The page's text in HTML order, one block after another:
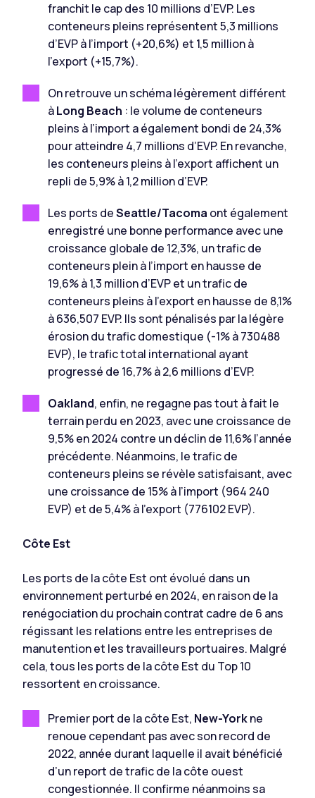
franchit le cap des 10 millions d’EVP. Les
conteneurs pleins représentent 5,3 millions
d’EVP à l’import (+20,6%) et 1,5 million à
l’export (+15,7%).
On retrouve un schéma légèrement différent
àLong Beach : le volume de conteneurs
pleins à l’import a également bondi de 24,3%
pour atteindre 4,7 millions d’EVP. En revanche,
les conteneurs pleins à l’export affichent un
repli de 5,9% à 1,2 million d’EVP.
Les ports deSeattle/Tacoma ont également
enregistré une bonne performance avec une
croissance globale de 12,3%, un trafic de
conteneurs plein à l’import en hausse de
19,6% à 1,3 million d’EVP et un trafic de
conteneurs pleins à l’export en hausse de 8,1%
à 636,507 EVP. Ils sont pénalisés par la légère
érosion du trafic domestique (-1% à 730488
EVP), le trafic total international ayant
progressé de 16,7% à 2,6 millions d’EVP.
Oakland, enfin, ne regagne pas tout à fait le
terrain perdu en 2023, avec une croissance de
9,5% en 2024 contre un déclin de 11,6% l’année
précédente. Néanmoins, le trafic de
conteneurs pleins se révèle satisfaisant, avec
une croissance de 15% à l’import (964 240
EVP) et de 5,4% à l’export (776102 EVP).
Côte Est
Les ports de la côte Est ont évolué dans un
environnement perturbé en 2024, en raison de la
renégociation du prochain contrat cadre de 6 ans
régissant les relations entre les entreprises de
manutention et les travailleurs portuaires. Malgré
cela, tous les ports de la côte Est du Top 10
ressortent en croissance.
Premier port de la côte Est, New-Yorkne
renoue cependant pas avec son record de
2022, année durant laquelle il avait bénéficié
d’un report de trafic de la côte ouest
congestionnée. Il confirme néanmoins sa